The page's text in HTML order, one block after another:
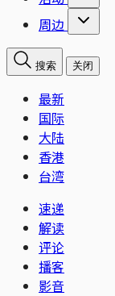
周边
搜索 关闭
最新
国际
大陆
香港
台湾
速递
解读
评论
播客
影音